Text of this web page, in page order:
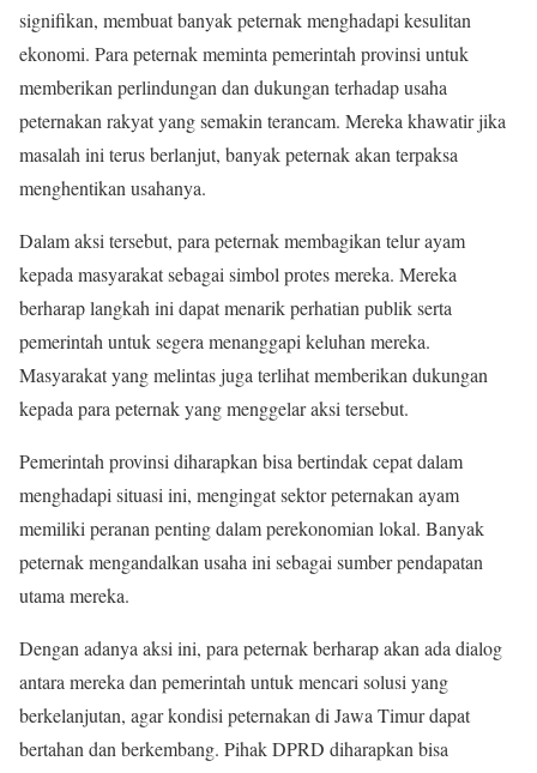
signifikan, membuat banyak peternak menghadapi kesulitan
ekonomi. Para peternak meminta pemerintah provinsi untuk
memberikan perlindungan dan dukungan terhadap usaha
peternakan rakyat yang semakin terancam. Mereka khawatir jika
masalah ini terus berlanjut, banyak peternak akan terpaksa
menghentikan usahanya.
Dalam aksi tersebut, para peternak membagikan telur ayam
kepada masyarakat sebagai simbol protes mereka. Mereka
berharap langkah ini dapat menarik perhatian publik serta
pemerintah untuk segera menanggapi keluhan mereka.
Masyarakat yang melintas juga terlihat memberikan dukungan
kepada para peternak yang menggelar aksi tersebut.
Pemerintah provinsi diharapkan bisa bertindak cepat dalam
menghadapi situasi ini, mengingat sektor peternakan ayam
memiliki peranan penting dalam perekonomian lokal. Banyak
peternak mengandalkan usaha ini sebagai sumber pendapatan
utama mereka.
Dengan adanya aksi ini, para peternak berharap akan ada dialog
antara mereka dan pemerintah untuk mencari solusi yang
berkelanjutan, agar kondisi peternakan di Jawa Timur dapat
bertahan dan berkembang. Pihak DPRD diharapkan bisa